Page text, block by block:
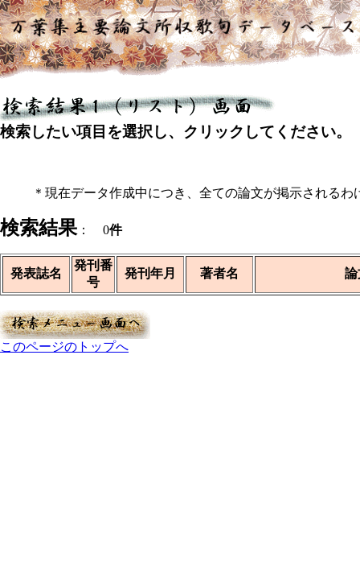
検索したい項目を選択し、クリックしてください。
＊現在データ作成中につき、全ての論文が掲示されるわ
検索結果 ： 0件
発表誌名
発刊番
号
発刊年月 著者名 論
このページのトップへ